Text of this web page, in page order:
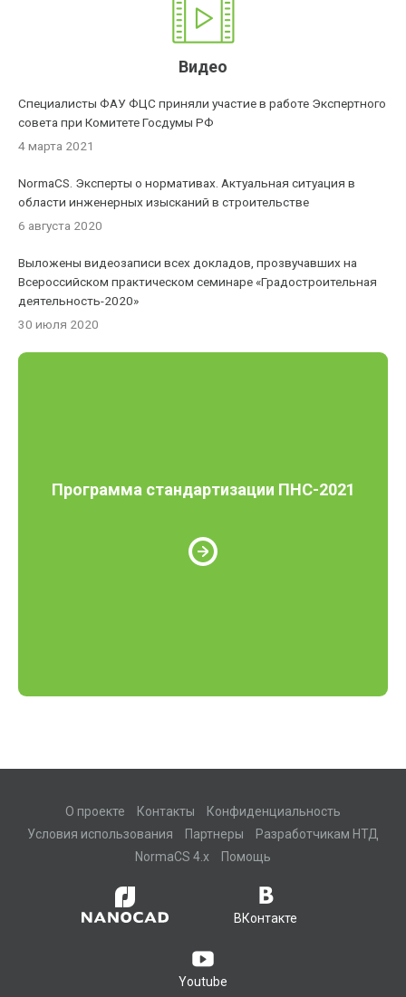
Видео
Специалисты ФАУ ФЦС приняли участие в работе Экспертного
совета при Комитете Госдумы РФ
4 марта 2021
NormaCS. Эксперты о нормативах. Актуальная ситуация в
области инженерных изысканий в строительстве
6 августа 2020
Выложены видеозаписи всех докладов, прозвучавших на
Всероссийском практическом семинаре «Градостроительная
деятельность-2020»
30 июля 2020
Программа стандартизации ПНС-2021
О проекте Контакты
Конфиденциальность
Условия использования
Партнеры
Разработчикам НТД
NormaCS 4.x
Помощь
ВКонтакте
Youtube